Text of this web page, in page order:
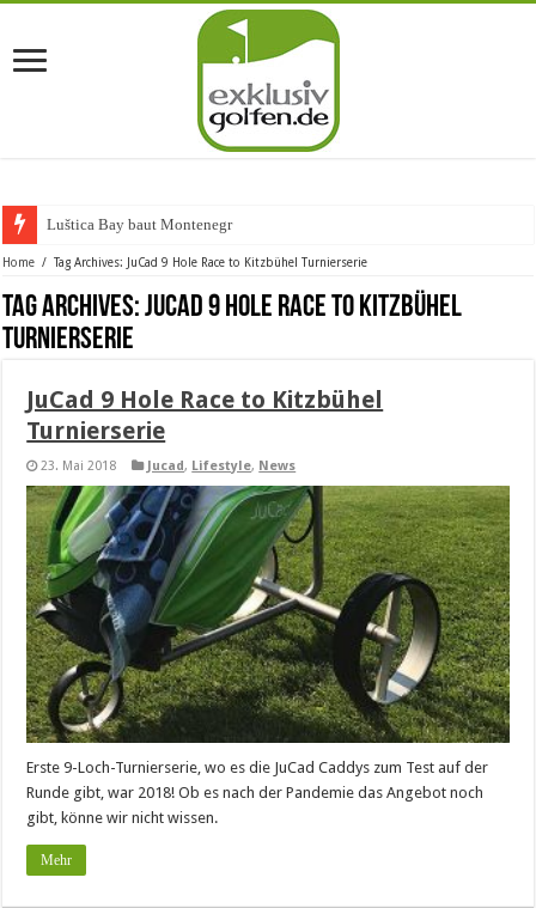
Luštica Bay baut Montenegros er
Home / Tag Archives: JuCad 9 Hole Race to Kitzbühel Turnierserie
Tag Archives:JuCad 9 Hole Race to Kitzbühel
Turnierserie
JuCad 9 Hole Race to Kitzbühel
Turnierserie
23. Mai 2018 Jucad, Lifestyle, News
Erste 9-Loch-Turnierserie, wo es die JuCad Caddys zum Test auf der
Runde gibt, war 2018! Ob es nach der Pandemie das Angebot noch
gibt, könne wir nicht wissen.
Mehr